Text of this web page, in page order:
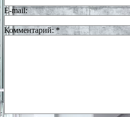
E-mail:
Комментарий:*